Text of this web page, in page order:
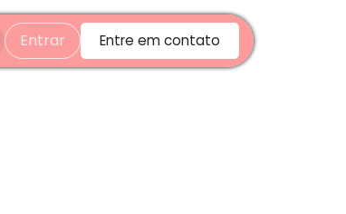
Entrar Entre em contato